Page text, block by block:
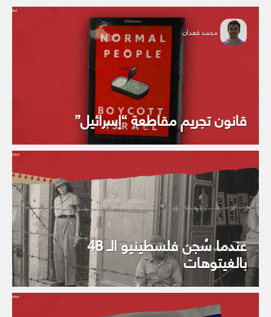
محمد قعدان
قانون تجريم مقاطعة “إسرائيل”
عندما سُجن فلسطينيو الـ 48
بالغيتوهات